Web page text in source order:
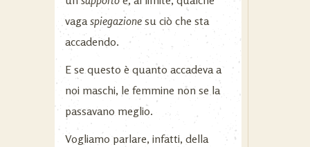
vaga spiegazione su ciò che sta
accadendo.
E se questo è quanto accadeva a
noi maschi, le femmine non se la
passavano meglio.
Vogliamo parlare, infatti, della